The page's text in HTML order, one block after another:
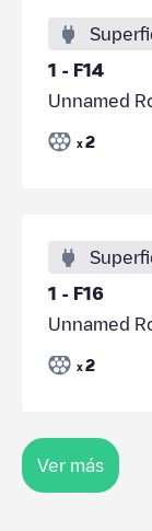
1 - F14
Unnamed
x 2
1 - F16
Unnamed
x 2
Ver más